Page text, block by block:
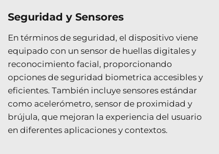
Seguridad y Sensores
En términos de seguridad, el dispositivo viene
equipado con un sensor de huellas digitales y
reconocimiento facial, proporcionando
opciones de seguridad biometrica accesibles y
eficientes. También incluye sensores estándar
como acelerómetro, sensor de proximidad y
brújula, que mejoran la experiencia del usuario
en diferentes aplicaciones y contextos.